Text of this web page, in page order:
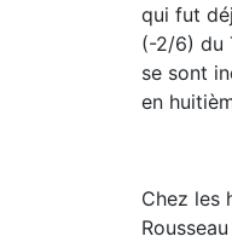
qui fut
(-2/6) du
se sont
en
Chez les